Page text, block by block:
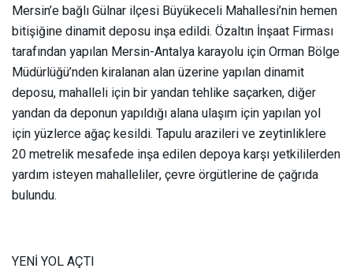
Mersin’e bağlı Gülnar ilçesi Büyükeceli Mahallesi’nin hemen
bitişiğine dinamit deposu inşa edildi. Özaltın İnşaat Firması
tarafından yapılan Mersin-Antalya karayolu için Orman Bölge
Müdürlüğü’nden kiralanan alan üzerine yapılan dinamit
deposu, mahalleli için bir yandan tehlike saçarken, diğer
yandan da deponun yapıldığı alana ulaşım için yapılan yol
için yüzlerce ağaç kesildi. Tapulu arazileri ve zeytinliklere
20 metrelik mesafede inşa edilen depoya karşı yetkililerden
yardım isteyen mahalleliler, çevre örgütlerine de çağrıda
bulundu.
YENİ YOL AÇTI